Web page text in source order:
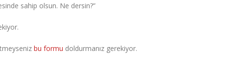
sahip olsun. Ne dersin?”
bu formu doldurmanız gerekiyor.